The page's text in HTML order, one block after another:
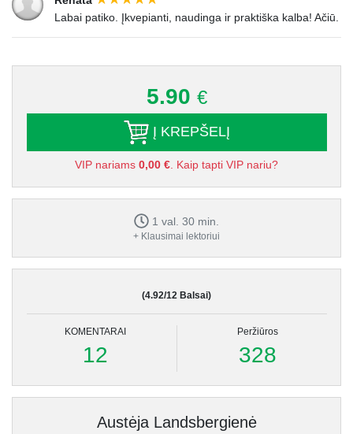
Labai patiko. Įkvepianti, naudinga ir praktiška kalba! Ačiū.
5.90 €
Į KREPŠELĮ
VIP nariams 0,00 € . Kaip tapti VIP nariu?
1 val. 30 min.
+ Klausimai lektoriui
(4.92/12 Balsai)
KOMENTARAI
12
Peržiūros
328
Austėja Landsbergienė